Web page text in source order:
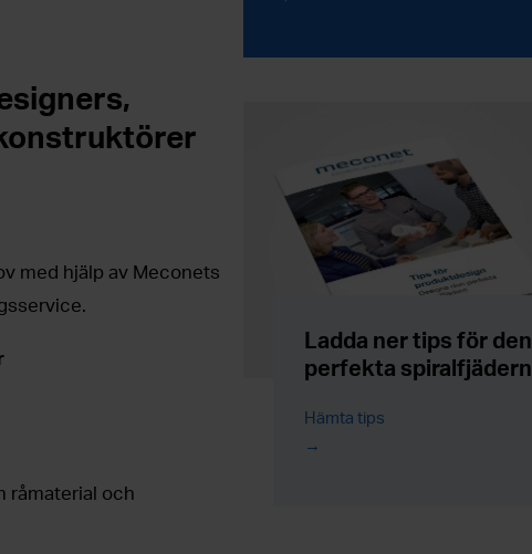
med hjälp av Meconets
råmaterial och
Ladda ner tips för den
perfekta spiralfjädern
Hämta tips